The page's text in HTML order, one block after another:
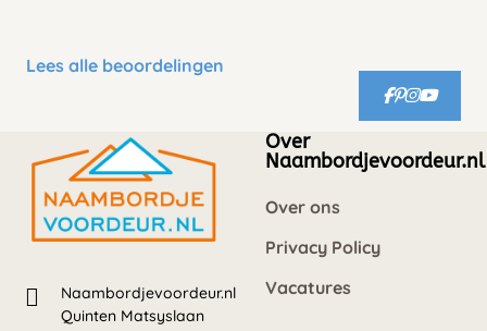
Lees alle beoordelingen
Naambordjevoordeur.nl
Quinten Matsyslaan
Over
Naambordjevoordeur.nl
Over ons
Privacy Policy
Vacatures